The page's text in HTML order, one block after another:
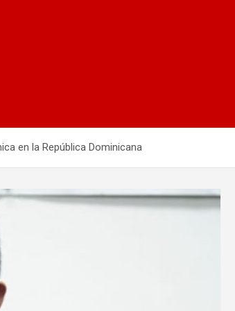
en la República Dominicana